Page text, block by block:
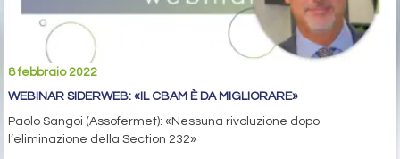
8 febbraio 2022
WEBINAR SIDERWEB: «IL CBAM È DA MIGLIORARE»
Paolo Sangoi (Assofermet): «Nessuna rivoluzione dopo
l’eliminazione della Section 232»